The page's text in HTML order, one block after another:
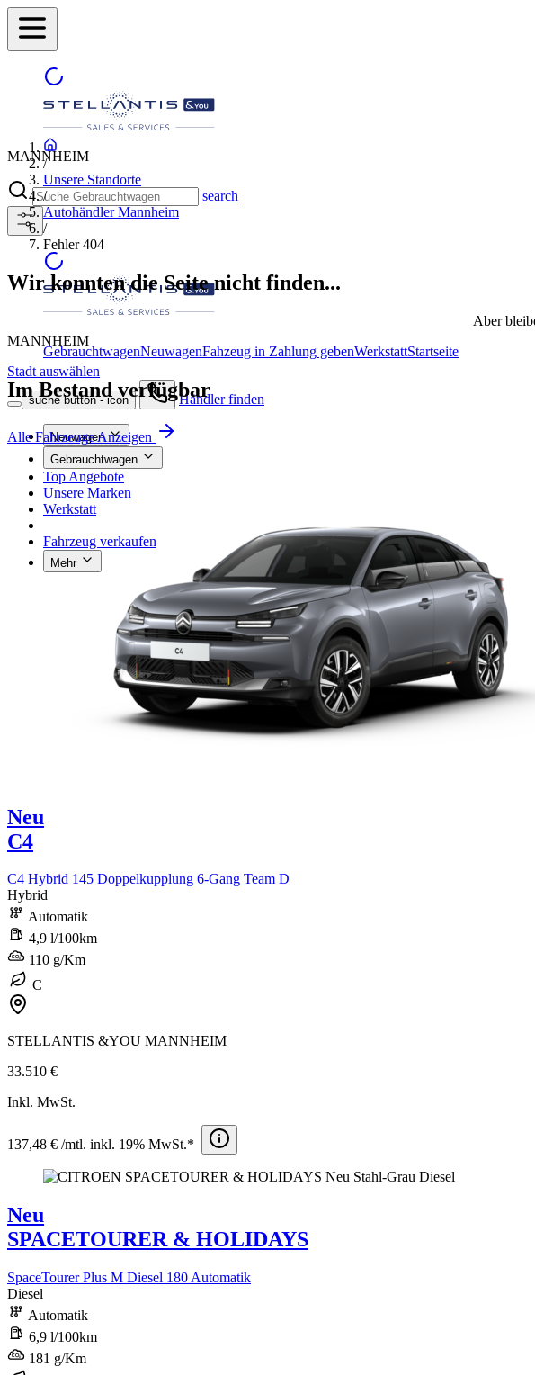
MANNHEIM
search
MANNHEIM
Stadt auswählen
suche button - icon Händler finden
Neuwagen
Gebrauchtwagen
Top Angebote
Unsere Marken
Werkstatt
Fahrzeug verkaufen
Mehr
/
Unsere Standorte
/
Autohändler Mannheim
/
Fehler 404
Wir konnten die Seite nicht finden...
Aber
GebrauchtwagenNeuwagenFahzeug in Zahlung gebenWerkstattStartseite
Im Bestand verfügbar
Alle Fahrzeuge Anzeigen
Neu
C4
C4 Hybrid 145 Doppelkupplung 6-Gang Team D
Hybrid
Automatik
4,9 l/100km
110 g/Km
C
STELLANTIS &YOU MANNHEIM
33.510 €
Inkl. MwSt.
137,48 € /mtl. inkl. 19% MwSt.*
Neu
SPACETOURER & HOLIDAYS
SpaceTourer Plus M Diesel 180 Automatik
Diesel
Automatik
6,9 l/100km
181 g/Km